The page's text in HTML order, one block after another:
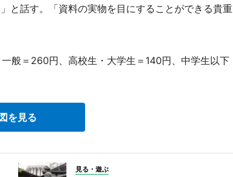
と話す。「資料の実物を目にすることができる貴重
般＝260円、高校生・大学生＝140円、中学生以下
を見る
見る・遊ぶ